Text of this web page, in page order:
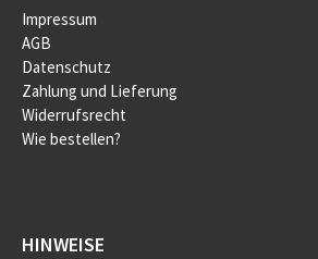
Impressum
AGB
Datenschutz
Zahlung und Lieferung
Widerrufsrecht
Wie bestellen?
HINWEISE